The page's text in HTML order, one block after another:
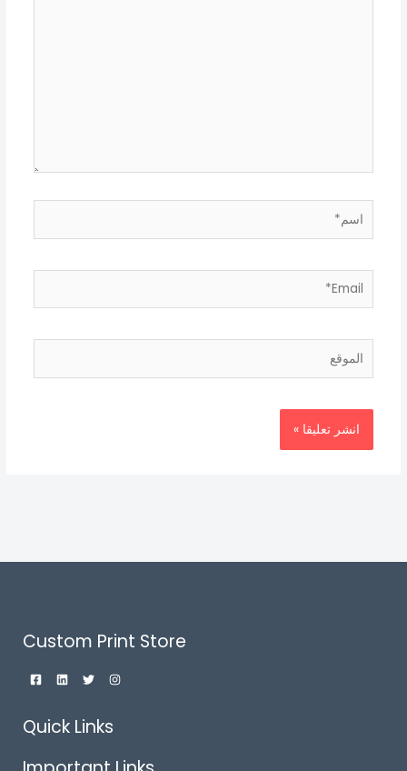
اسم*
Email*
الموقع
Custom Print Store
Quick Links